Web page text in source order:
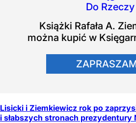
Książki Rafała A.
można kupić w
Lisicki i Ziemkiewicz rok po
i słabszych stronach prezydentury